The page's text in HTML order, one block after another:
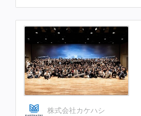
株式会社カケハシ